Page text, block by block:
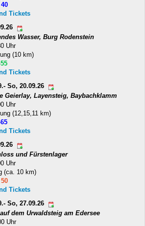
Tickets
Wasser, Burg Rodenstein
Uhr
(10 km)
Tickets
So, 20.09.26
Geierlay, Layensteig, Baybachklamm
Uhr
(12,15,11 km)
Tickets
und Fürstenlager
Uhr
(ca. 10 km)
Tickets
So, 27.09.26
dem Urwaldsteig am Edersee
Uhr